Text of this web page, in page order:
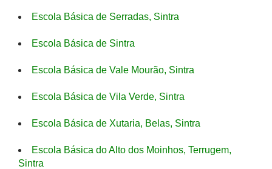
Escola Básica de Serradas, Sintra
Escola Básica de Sintra
Escola Básica de Vale Mourão, Sintra
Escola Básica de Vila Verde, Sintra
Escola Básica de Xutaria, Belas, Sintra
Escola Básica do Alto dos Moinhos, Terrugem,
Sintra